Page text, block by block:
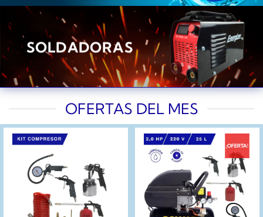
SOLDADORAS
OFERTAS DEL MES
¡OFERTA!